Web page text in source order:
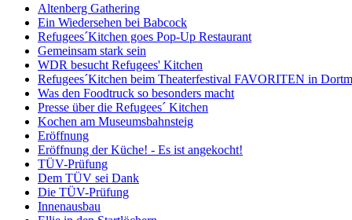
Altenberg Gathering
Ein Wiedersehen bei Babcock
Refugees´Kitchen goes Pop-Up Restaurant
Gemeinsam stark sein
WDR besucht Refugees' Kitchen
Refugees´Kitchen beim Theaterfestival FAVORITEN in
Was den Foodtruck so besonders macht
Presse über die Refugees´ Kitchen
Kochen am Museumsbahnsteig
Eröffnung
Eröffnung der Küche! - Es ist angekocht!
TÜV-Prüfung
Dem TÜV sei Dank
Die TÜV-Prüfung
Innenausbau